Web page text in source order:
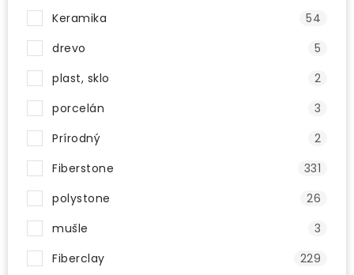
Keramika
54
drevo
5
plast, sklo
2
porcelán
3
Prírodný
2
Fiberstone
331
polystone
26
mušle
3
Fiberclay
229